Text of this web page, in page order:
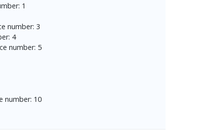
1
number: 3
4
number: 5
number: 10